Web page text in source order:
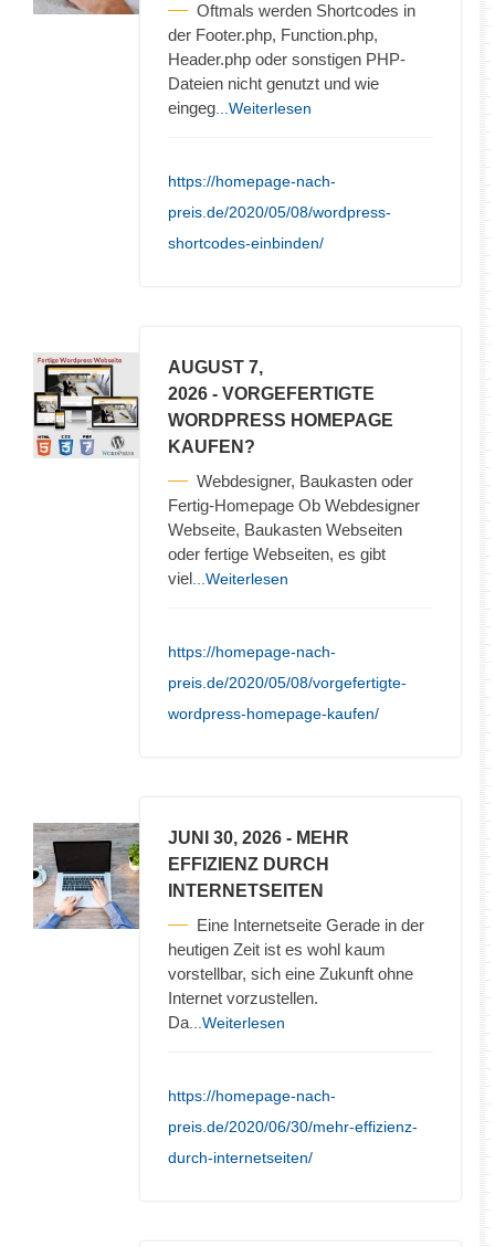
Oftmals werden Shortcodes in
der Footer.php, Function.php,
Header.php oder sonstigen PHP-
Dateien nicht genutzt und wie
eingeg ...Weiterlesen
https://homepage-nach-
preis.de/2020/05/08/wordpress-
shortcodes-einbinden/
AUGUST 7,
2026 - VORGEFERTIGTE
WORDPRESS HOMEPAGE
KAUFEN?
Webdesigner, Baukasten oder
Fertig-Homepage Ob Webdesigner
Webseite, Baukasten Webseiten
oder fertige Webseiten, es gibt
viel ...Weiterlesen
https://homepage-nach-
preis.de/2020/05/08/vorgefertigte-
wordpress-homepage-kaufen/
JUNI 30, 2026 - MEHR
EFFIZIENZ DURCH
INTERNETSEITEN
Eine Internetseite Gerade in der
heutigen Zeit ist es wohl kaum
vorstellbar, sich eine Zukunft ohne
Internet vorzustellen.
Da ...Weiterlesen
https://homepage-nach-
preis.de/2020/06/30/mehr-effizienz-
durch-internetseiten/